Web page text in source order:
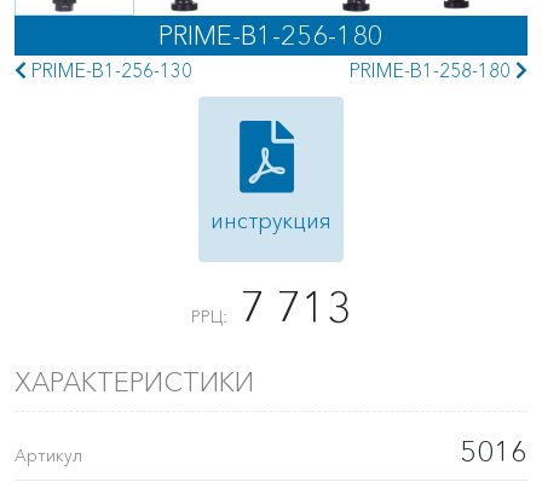
PRIME-B1-256-180
PRIME-B1-256-130 PRIME-B1-258-180
инструкция
РРЦ: 7 713
ХАРАКТЕРИСТИКИ
Артикул 5016